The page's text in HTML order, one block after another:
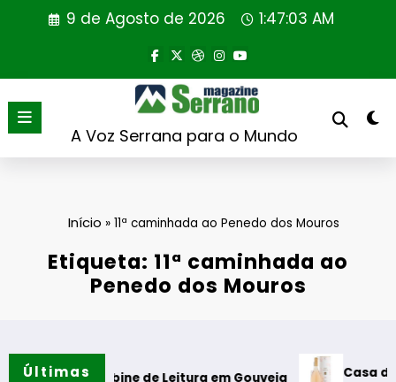
9 de Agosto de 2026 1:47:04 AM
A Voz Serrana para o Mundo
Início »11ª caminhada ao Penedo dos Mouros
Etiqueta: 11ª caminhada ao
Penedo dos Mouros
Últimas
Cabine de Leitura em Gouveia Casa de Santar